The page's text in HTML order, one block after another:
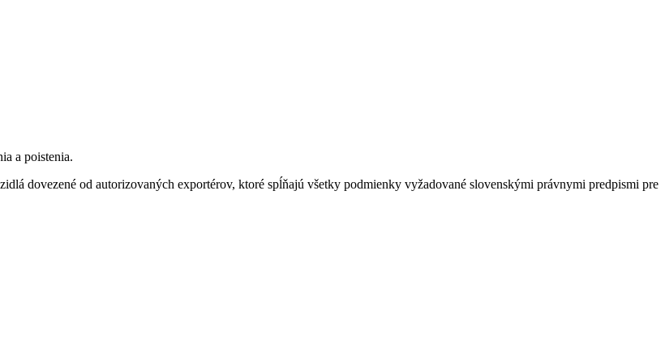
a poistenia.
dovezené od autorizovaných exportérov, ktoré spĺňajú všetky podmienky vyžadované slovenskými právnymi predpismi pre